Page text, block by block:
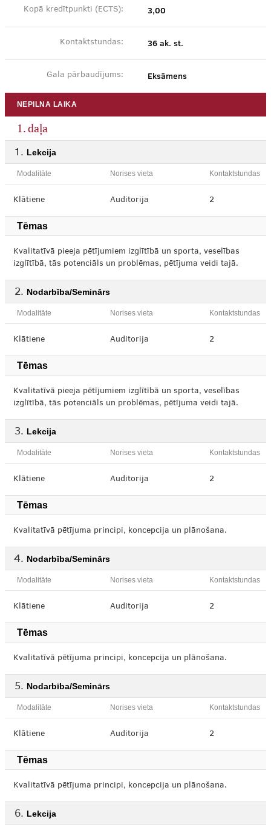
Kopā kredītpunkti (ECTS): 3,00
Kontaktstundas: 36 ak. st.
Gala pārbaudījums: Eksāmens
NEPILNA LAIKA
1. daļa
Lekcija
Modalitāte Norises vieta Kontaktstundas
Klātiene Auditorija 2
Tēmas
Kvalitatīvā pieeja pētījumiem izglītībā un sporta, veselības
izglītībā, tās potenciāls un problēmas, pētījuma veidi tajā.
Nodarbība/Seminārs
Modalitāte Norises vieta Kontaktstundas
Klātiene Auditorija 2
Tēmas
Kvalitatīvā pieeja pētījumiem izglītībā un sporta, veselības
izglītībā, tās potenciāls un problēmas, pētījuma veidi tajā.
Lekcija
Modalitāte Norises vieta Kontaktstundas
Klātiene Auditorija 2
Tēmas
Kvalitatīvā pētījuma principi, koncepcija un plānošana.
Nodarbība/Seminārs
Modalitāte Norises vieta Kontaktstundas
Klātiene Auditorija 2
Tēmas
Kvalitatīvā pētījuma principi, koncepcija un plānošana.
Nodarbība/Seminārs
Modalitāte Norises vieta Kontaktstundas
Klātiene Auditorija 2
Tēmas
Kvalitatīvā pētījuma principi, koncepcija un plānošana.
Lekcija